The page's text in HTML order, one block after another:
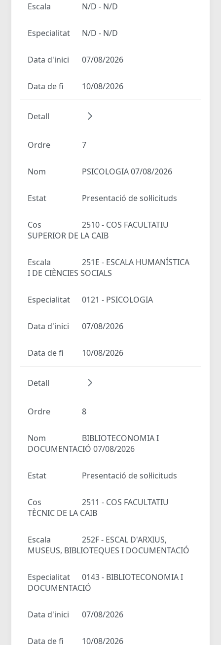
Escala N/D - N/D
Especialitat N/D - N/D
Data d'inici 07/08/2026
Data de fi 10/08/2026
Detall
Ordre 7
Nom PSICOLOGIA 07/08/2026
Estat Presentació de sol·licituds
Cos
2510 - COS FACULTATIU
SUPERIOR DE LA CAIB
Escala
251E - ESCALA HUMANÍSTICA
I DE CIÈNCIES SOCIALS
Especialitat 0121 - PSICOLOGIA
Data d'inici 07/08/2026
Data de fi 10/08/2026
Detall
Ordre 8
Nom
BIBLIOTECONOMIA I
DOCUMENTACIÓ 07/08/2026
Estat Presentació de sol·licituds
Cos
2511 - COS FACULTATIU
TÈCNIC DE LA CAIB
Escala
252F - ESCAL D'ARXIUS,
MUSEUS, BIBLIOTEQUES I DOCUMENTACIÓ
Especialitat
0143 - BIBLIOTECONOMIA I
DOCUMENTACIÓ
Data d'inici 07/08/2026
Data de fi 10/08/2026